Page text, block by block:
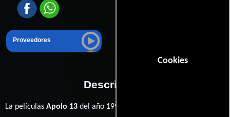
Cookies
Proveedores
Descripción
La películas Apolo 13 del año 1995, conocida originalmente